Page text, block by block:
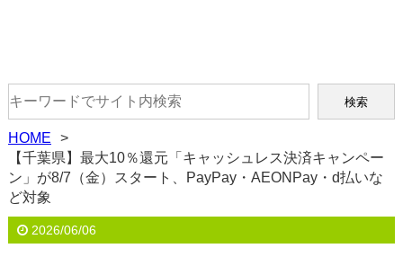
HOME
【千葉県】最大10％還元「キャッシュレス決済キャンペー
ン」が8/7（金）スタート、PayPay・AEONPay・d払いな
ど対象
2026/06/06